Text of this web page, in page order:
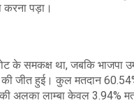
करना पड़ा।
के समकक्ष था, जबकि भाजपा
जीत हुई। कुल मतदान
अलका लाम्बा केवल 3.94%